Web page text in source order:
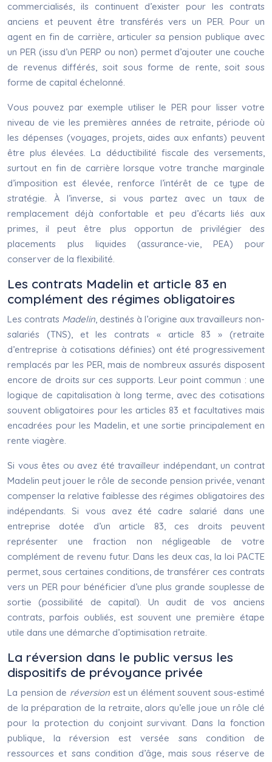
commercialisés, ils continuent d’exister pour les contrats
anciens et peuvent être transférés vers un PER. Pour un
agent en fin de carrière, articuler sa pension publique avec
un PER (issu d’un PERP ou non) permet d’ajouter une couche
de revenus différés, soit sous forme de rente, soit sous
forme de capital échelonné.
Vous pouvez par exemple utiliser le PER pour lisser votre
niveau de vie les premières années de retraite, période où
les dépenses (voyages, projets, aides aux enfants) peuvent
être plus élevées. La déductibilité fiscale des versements,
surtout en fin de carrière lorsque votre tranche marginale
d’imposition est élevée, renforce l’intérêt de ce type de
stratégie. À l’inverse, si vous partez avec un taux de
remplacement déjà confortable et peu d’écarts liés aux
primes, il peut être plus opportun de privilégier des
placements plus liquides (assurance-vie, PEA) pour
conserver de la flexibilité.
Les contrats Madelin et article 83 en
complément des régimes obligatoires
Les contrats Madelin, destinés à l’origine aux travailleurs non-
salariés (TNS), et les contrats « article 83 » (retraite
d’entreprise à cotisations définies) ont été progressivement
remplacés par les PER, mais de nombreux assurés disposent
encore de droits sur ces supports. Leur point commun : une
logique de capitalisation à long terme, avec des cotisations
souvent obligatoires pour les articles 83 et facultatives mais
encadrées pour les Madelin, et une sortie principalement en
rente viagère.
Si vous êtes ou avez été travailleur indépendant, un contrat
Madelin peut jouer le rôle de seconde pension privée, venant
compenser la relative faiblesse des régimes obligatoires des
indépendants. Si vous avez été cadre salarié dans une
entreprise dotée d’un article 83, ces droits peuvent
représenter une fraction non négligeable de votre
complément de revenu futur. Dans les deux cas, la loi PACTE
permet, sous certaines conditions, de transférer ces contrats
vers un PER pour bénéficier d’une plus grande souplesse de
sortie (possibilité de capital). Un audit de vos anciens
contrats, parfois oubliés, est souvent une première étape
utile dans une démarche d’optimisation retraite.
La réversion dans le public versus les
dispositifs de prévoyance privée
La pension de réversionest un élément souvent sous-estimé
de la préparation de la retraite, alors qu’elle joue un rôle clé
pour la protection du conjoint survivant. Dans la fonction
publique, la réversion est versée sans condition de
ressources et sans condition d’âge, mais sous réserve de